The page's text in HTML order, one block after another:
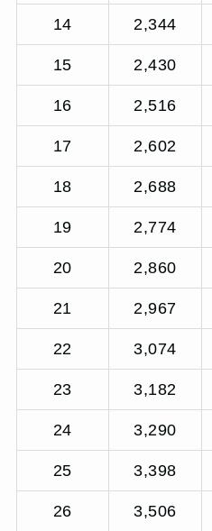
14 2,344
15 2,430
16 2,516
17 2,602
18 2,688
19 2,774
20 2,860
21 2,967
22 3,074
23 3,182
24 3,290
25 3,398
26 3,506